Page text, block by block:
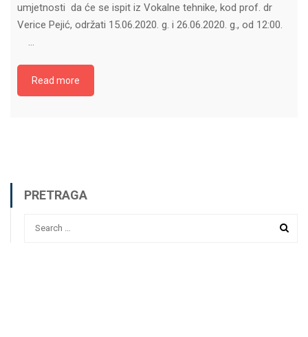
umjetnosti da će se ispit iz Vokalne tehnike, kod prof. dr
Verice Pejić, održati 15.06.2020. g. i 26.06.2020. g., od 12:00.
…
Read more
PRETRAGA